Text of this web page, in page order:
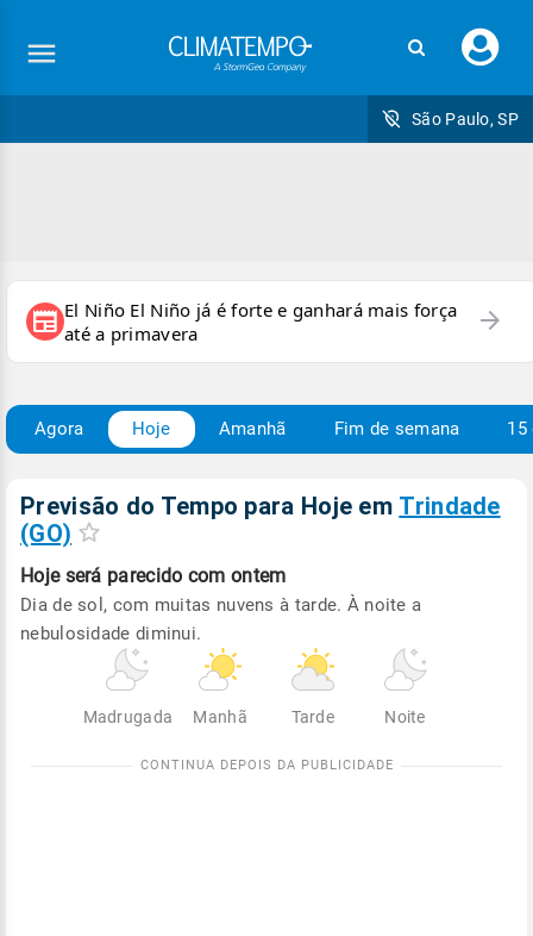
seu
São Paulo, SP
newspaper El Niño El Niño já é forte e ganhará mais força
até a primavera
arrow_forward
Agora Hoje Amanhã Fim de semana 15
Previsão do Tempo para Hoje em Trindade
(GO)
Hoje será parecido com ontem
Dia de sol, com muitas nuvens à tarde. À noite a
nebulosidade diminui.
Madrugada Manhã Tarde Noite